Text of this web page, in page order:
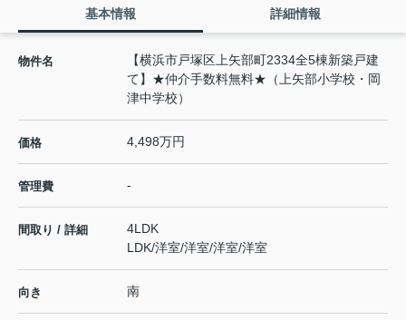
基本情報 詳細情報
物件名
【横浜市戸塚区上矢部町2334全5棟新築戸建
て】★仲介手数料無料★（上矢部小学校・岡
津中学校）
価格 4,498万円
管理費 -
間取り / 詳細
4LDK
LDK/洋室/洋室/洋室/洋室
向き 南